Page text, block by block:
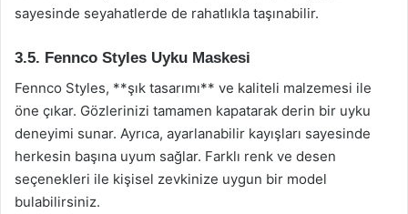
sayesinde seyahatlerde de rahatlıkla taşınabilir.
3.5. Fennco Styles Uyku Maskesi
Fennco Styles, **şık tasarımı** ve kaliteli malzemesi ile
öne çıkar. Gözlerinizi tamamen kapatarak derin bir uyku
deneyimi sunar. Ayrıca, ayarlanabilir kayışları sayesinde
herkesin başına uyum sağlar. Farklı renk ve desen
seçenekleri ile kişisel zevkinize uygun bir model
bulabilirsiniz.